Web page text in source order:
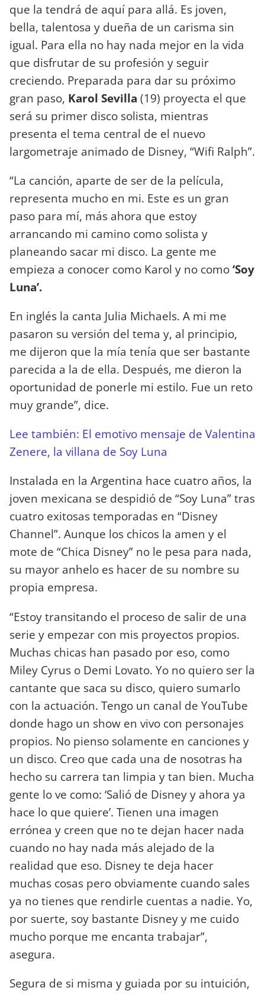
que la tendrá de aquí para allá. Es joven,
bella, talentosa y dueña de un carisma sin
igual. Para ella no hay nada mejor en la vida
que disfrutar de su profesión y seguir
creciendo. Preparada para dar su próximo
gran paso, Karol Sevilla (19) proyecta el que
será su primer disco solista, mientras
presenta el tema central de el nuevo
largometraje animado de Disney, “Wifi Ralph”.
“La canción, aparte de ser de la película,
representa mucho en mi. Este es un gran
paso para mí, más ahora que estoy
arrancando mi camino como solista y
planeando sacar mi disco. La gente me
empieza a conocer como Karol y no como‘Soy
Luna’.
En inglés la canta Julia Michaels. A mi me
pasaron su versión del tema y, al principio,
me dijeron que la mía tenía que ser bastante
parecida a la de ella. Después, me dieron la
oportunidad de ponerle mi estilo. Fue un reto
muy grande”, dice.
Lee también: El emotivo mensaje de Valentina
Zenere, la villana de Soy Luna
Instalada en la Argentina hace cuatro años, la
joven mexicana se despidió de “Soy Luna” tras
cuatro exitosas temporadas en “Disney
Channel”. Aunque los chicos la amen y el
mote de “Chica Disney” no le pesa para nada,
su mayor anhelo es hacer de su nombre su
propia empresa.
“Estoy transitando el proceso de salir de una
serie y empezar con mis proyectos propios.
Muchas chicas han pasado por eso, como
Miley Cyrus o Demi Lovato. Yo no quiero ser la
cantante que saca su disco, quiero sumarlo
con la actuación. Tengo un canal de YouTube
donde hago un show en vivo con personajes
propios. No pienso solamente en canciones y
un disco. Creo que cada una de nosotras ha
hecho su carrera tan limpia y tan bien. Mucha
gente lo ve como: ‘Salió de Disney y ahora ya
hace lo que quiere’. Tienen una imagen
errónea y creen que no te dejan hacer nada
cuando no hay nada más alejado de la
realidad que eso. Disney te deja hacer
muchas cosas pero obviamente cuando sales
ya no tienes que rendirle cuentas a nadie. Yo,
por suerte, soy bastante Disney y me cuido
mucho porque me encanta trabajar”,
asegura.
Segura de si misma y guiada por su intuición,